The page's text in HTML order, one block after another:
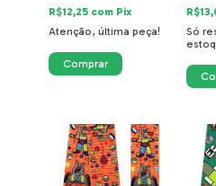
R$12,25 com Pix
Atenção, última peça!
Só